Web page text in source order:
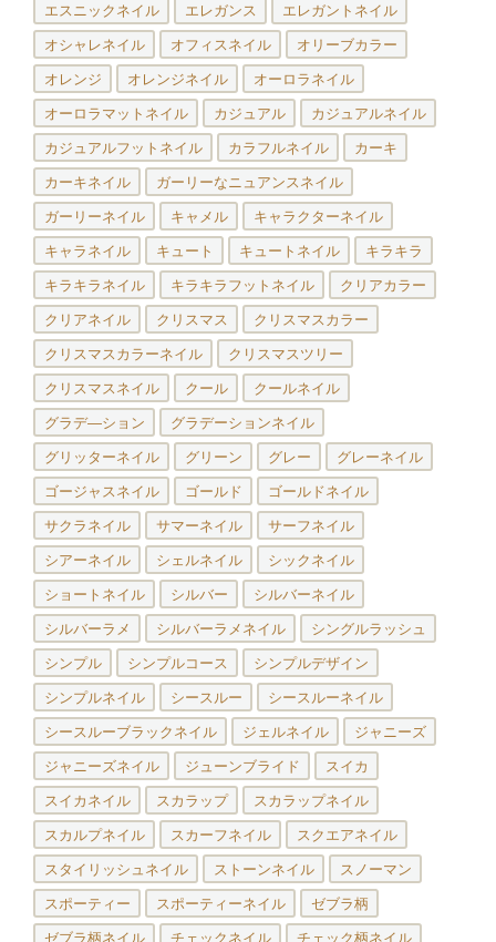
エスニックネイル エレガンス エレガントネイル
オシャレネイル オフィスネイル オリーブカラー
オレンジ オレンジネイル オーロラネイル
オーロラマットネイル カジュアル カジュアルネイル
カジュアルフットネイル カラフルネイル カーキ
カーキネイル ガーリーなニュアンスネイル
ガーリーネイル キャメル キャラクターネイル
キャラネイル キュート キュートネイル キラキラ
キラキラネイル キラキラフットネイル クリアカラー
クリアネイル クリスマス クリスマスカラー
クリスマスカラーネイル クリスマスツリー
クリスマスネイル クール クールネイル
グラデ―ション グラデーションネイル
グリッターネイル グリーン グレー グレーネイル
ゴージャスネイル ゴールド ゴールドネイル
サクラネイル サマーネイル サーフネイル
シアーネイル シェルネイル シックネイル
ショートネイル シルバー シルバーネイル
シルバーラメ シルバーラメネイル シングルラッシュ
シンプル シンプルコース シンプルデザイン
シンプルネイル シースルー シースルーネイル
シースルーブラックネイル ジェルネイル ジャニーズ
ジャニーズネイル ジューンブライド スイカ
スイカネイル スカラップ スカラップネイル
スカルプネイル スカーフネイル スクエアネイル
スタイリッシュネイル ストーンネイル スノーマン
スポーティー スポーティーネイル ゼブラ柄
ゼブラ柄ネイル チェックネイル チェック柄ネイル